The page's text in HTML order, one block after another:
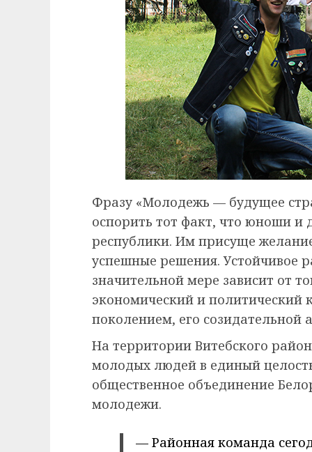
Фразу «Молодежь — будущее
оспорить тот факт, что юноши и
республики. Им присуще
успешные решения. Устойчивое
значительной мере зависит от
экономический и
поколением, его созидательной
На территории Витебского
молодых людей в единый
общественное объединение
молодежи.
— Районная команда